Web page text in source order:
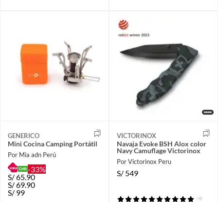
GENERICO
Mini Cocina Camping Portátil
Por Mia adn Perú
-33%
S/65.90
S/69.90
S/ 99
VICTORINOX
Navaja Evoke BSH Alox color
Navy Camuflage Victorinox
Por Victorinox Peru
S/ 549
(4)